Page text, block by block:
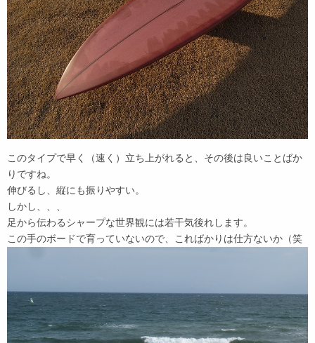
このタイプで早く（速く）立ち上がれると、その後は良いことばか
りですね。
伸びるし、縦にも振りやすい。
しかし、、、
足から伝わるシャープな世界観には若干気後れします。
この手のボードで育っていないので、こればかりは仕方ないか（笑